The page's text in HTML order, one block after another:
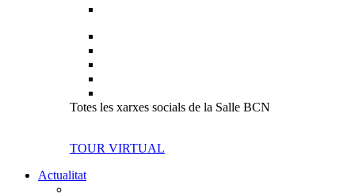
Totes les xarxes socials de la Salle BCN
TOUR VIRTUAL
Actualitat